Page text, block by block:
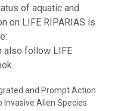
of aquatic and
on LIFE RIPARIAS is
also follow LIFE
and Prompt Action
Invasive Alien Species